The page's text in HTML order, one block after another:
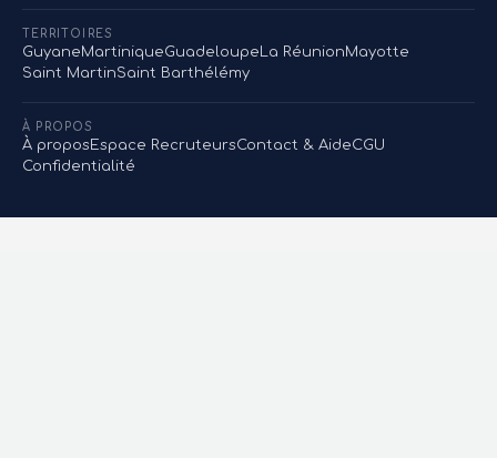
TERRITOIRES
GuyaneMartiniqueGuadeloupe La RéunionMayotte
Saint MartinSaint Barthélémy
À PROPOS
À propos Espace RecruteursContact & AideCGU
Confidentialité